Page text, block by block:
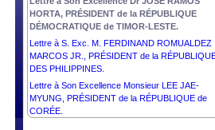
HORTA, PRÉSIDENT de la RÉPUBLIQUE
DÉMOCRATIQUE de TIMOR-LESTE.
Lettre à S. Exc. M. FERDINAND ROMUALDEZ
MARCOS JR., PRÉSIDENT de la
DES PHILIPPINES.
Lettre à Son Excellence Monsieur LEE JAE-
MYUNG, PRÉSIDENT de la RÉPUBLIQUE de
CORÉE.